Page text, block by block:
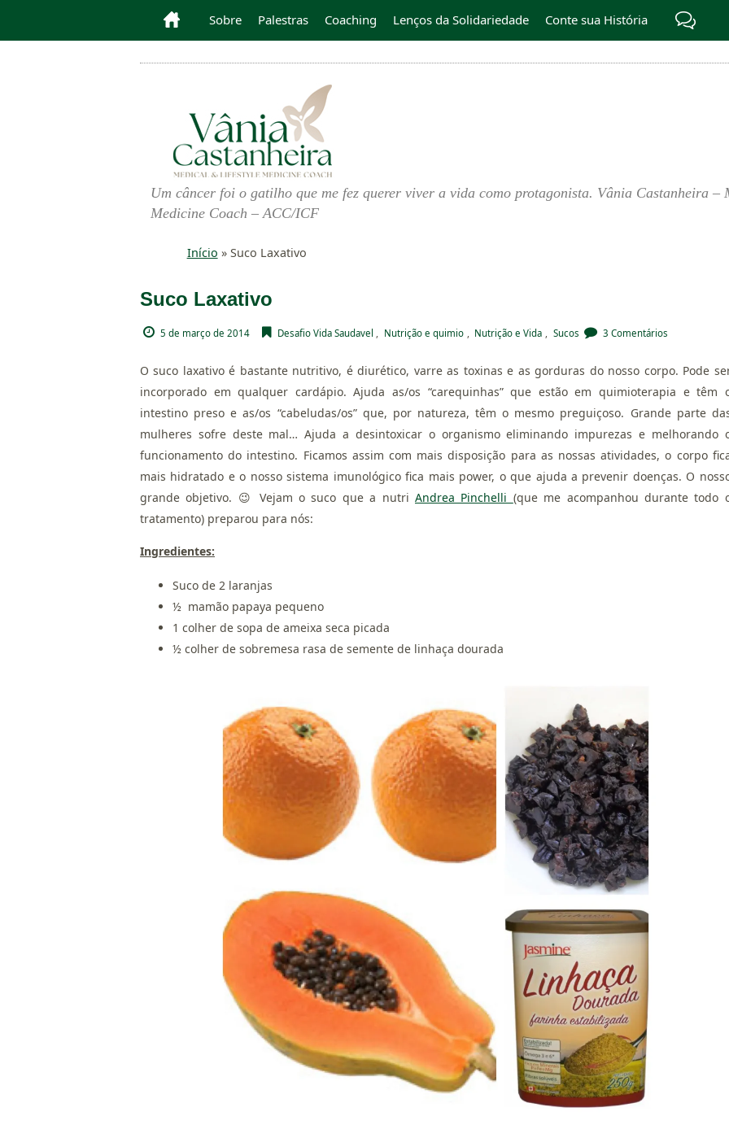
Sobre Palestras Coaching Lenços da Solidariedade Conte sua História
Um câncer foi o gatilho que me fez querer viver a vida como protagonista. Vânia Castanheira
Medicine Coach – ACC/ICF
Início » Suco Laxativo
Suco Laxativo
5 de março de 2014 Desafio Vida Saudavel Nutrição e quimio Nutrição e Vida Sucos 3 Comentários
O suco laxativo é bastante nutritivo, é diurético, varre as toxinas e as gorduras do nosso corpo. Pode
incorporado em qualquer cardápio. Ajuda as/os “carequinhas” que estão em quimioterapia e têm
intestino preso e as/os “cabeludas/os” que, por natureza, têm o mesmo preguiçoso. Grande parte
mulheres sofre deste mal… Ajuda a desintoxicar o organismo eliminando impurezas e melhorando
funcionamento do intestino. Ficamos assim com mais disposição para as nossas atividades, o corpo
mais hidratado e o nosso sistema imunológico fica mais power, o que ajuda a prevenir doenças. O
grande objetivo. 😉 Vejam o suco que a nutri Andrea Pinchelli (que me acompanhou durante todo
tratamento) preparou para nós:
Ingredientes:
Suco de 2 laranjas
½ mamão papaya pequeno
1 colher de sopa de ameixa seca picada
½ colher de sobremesa rasa de semente de linhaça dourada